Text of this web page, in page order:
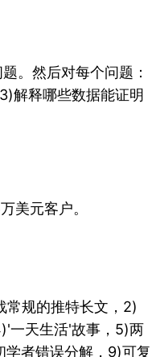
。然后对每个问题：
解释哪些数据能证明
美元客户。
常规的推特长文，2)
一天生活'故事，5)两
者错误分解，9)可复